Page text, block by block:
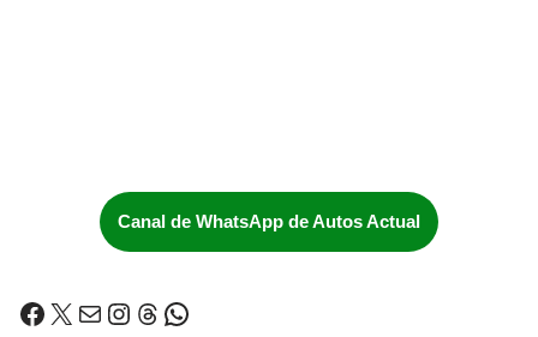
Canal de WhatsApp de Autos Actual